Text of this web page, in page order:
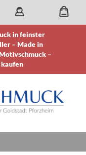
in feinster
– Made in
–
kaufen